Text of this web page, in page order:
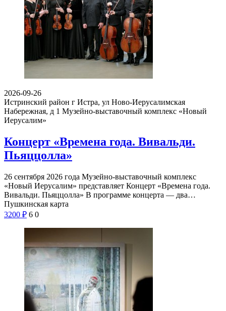
2026-09-26
Истринский район г Истра, ул Ново-Иерусалимская
Набережная, д 1 Музейно-выставочный комплекс «Новый
Иерусалим»
Концерт «Времена года. Вивальди.
Пьяццолла»
26 сентября 2026 года Музейно-выставочный комплекс
«Новый Иерусалим» представляет Концерт «Времена года.
Вивальди. Пьяццолла» В программе концерта — два…
Пушкинская карта
3200 ₽ 6 0